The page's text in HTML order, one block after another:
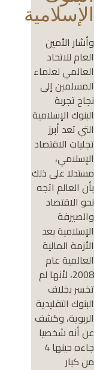
الإسلامية
وأشار الأمين
العام للاتحاد
العالمي لعلماء
المسلمين إلى
نجاح تجربة
البنوك الإسلامية
التي تعد أبرز
تجليات الاقتصاد
الإسلامي،
مستدلا على ذلك
بأن العالم اتجه
نحو الاقتصاد
والصيرفة
الإسلامية بعد
الأزمة المالية
العالمية عام
2008، لأنها لم
تخسر بخلاف
البنوك التقليدية
الربوية، وكشف
عن أنه شخصيا
جاءه حينها 4
من كبار